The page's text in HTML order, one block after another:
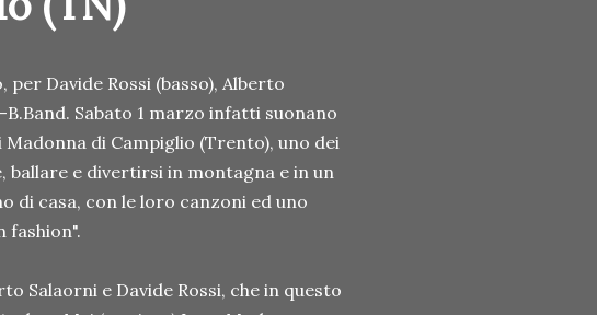
Davide Rossi (basso), Alberto
Sabato 1 marzo infatti suonano
di Campiglio (Trento), uno dei
e divertirsi in montagna e in un
di casa, con le loro canzoni ed uno
fashion".
Salaorni e Davide Rossi, che in questo